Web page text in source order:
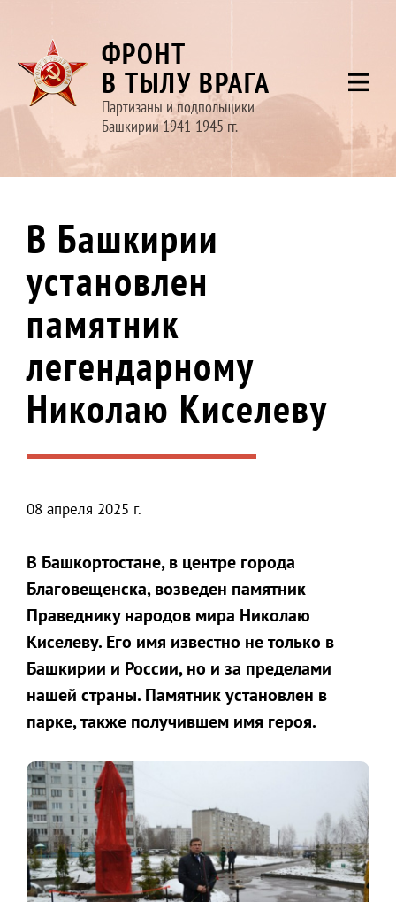
ФРОНТ
В ТЫЛУ ВРАГА
Партизаны и подпольщики
Башкирии 1941-1945 гг.
В Башкирии
установлен
памятник
легендарному
Николаю Киселеву
08 апреля 2025 г.
В Башкортостане, в центре города
Благовещенска, возведен памятник
Праведнику народов мира Николаю
Киселеву. Его имя известно не только в
Башкирии и России, но и за пределами
нашей страны. Памятник установлен в
парке, также получившем имя героя.